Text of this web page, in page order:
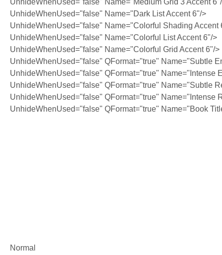
UnhideWhenUsed="false" Name="Medium Grid 3 Accent
UnhideWhenUsed="false" Name="Dark List Accent 6"/>
UnhideWhenUsed="false" Name="Colorful Shading Accent
UnhideWhenUsed="false" Name="Colorful List Accent 6"/>
UnhideWhenUsed="false" Name="Colorful Grid Accent 6"/>
UnhideWhenUsed="false" QFormat="true" Name="Subtle
UnhideWhenUsed="false" QFormat="true" Name="Intense
UnhideWhenUsed="false" QFormat="true" Name="Subtle
UnhideWhenUsed="false" QFormat="true" Name="Intense
UnhideWhenUsed="false" QFormat="true" Name="Book
Normal